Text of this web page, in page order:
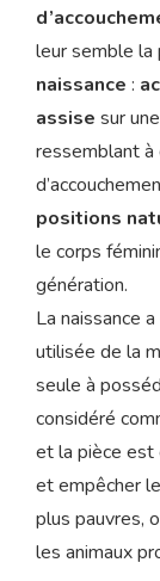
leur semble la
naissance :
assise sur
ressemblant
positions
le corps
génération.
La naissance
utilisée de la
seule à
considéré
et la pièce est
et empêcher
plus pauvres,
les animaux